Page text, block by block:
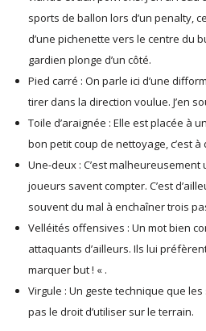
sports de ballon lors d’un penalty,
d’une pichenette vers le centre du
gardien plonge d’un côté.
Pied carré : On parle ici d’une
tirer dans la direction voulue. J’en
Toile d’araignée : Elle est placée à
bon petit coup de nettoyage, c’est
Une-deux : C’est
joueurs savent compter. C’est
souvent du mal à enchaîner trois
Velléités offensives : Un mot bien
attaquants d’ailleurs. Ils lui
marquer but ! « .
Virgule : Un geste technique que
pas le droit d’utiliser sur le terrain.